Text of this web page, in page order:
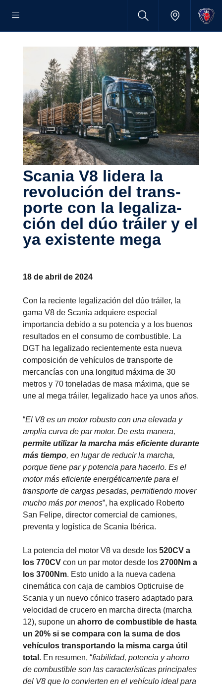
Scania V8 lidera la
revolu­ción del trans­
porte con la legali­za­
ción del dúo tráiler y el
ya existente mega
18 de abril de 2024
Con la reciente legalización del dúo tráiler, la
gama V8 de Scania adquiere especial
importancia debido a su potencia y a los buenos
resultados en el consumo de combustible. La
DGT ha legalizado recientemente esta nueva
composición de vehículos de transporte de
mercancías con una longitud máxima de 30
metros y 70 toneladas de masa máxima, que se
une al mega tráiler, legalizado hace ya unos años.
“El V8 es un motor robusto con una elevada y
amplia curva de par motor. De esta manera,
permite utilizar la marcha más eficiente durante
más tiempo, en lugar de reducir la marcha,
porque tiene par y potencia para hacerlo. Es el
motor más eficiente energéticamente para el
transporte de cargas pesadas, permitiendo mover
mucho más por menos”, ha explicado Roberto
San Felipe, director comercial de camiones,
preventa y logística de Scania Ibérica.
La potencia del motor V8 va desde los 520CV a
los 770CV con un par motor desde los 2700Nm a
los 3700Nm. Esto unido a la nueva cadena
cinemática con caja de cambios Opticruise de
Scania y un nuevo cónico trasero adaptado para
velocidad de crucero en marcha directa (marcha
12), supone un ahorro de combustible de hasta
un 20% si se compara con la suma de dos
vehículos transportando la misma carga útil
total . En resumen, “fiabilidad, potencia y ahorro
de combustible son las características principales
del V8 que lo convierten en el vehículo ideal para